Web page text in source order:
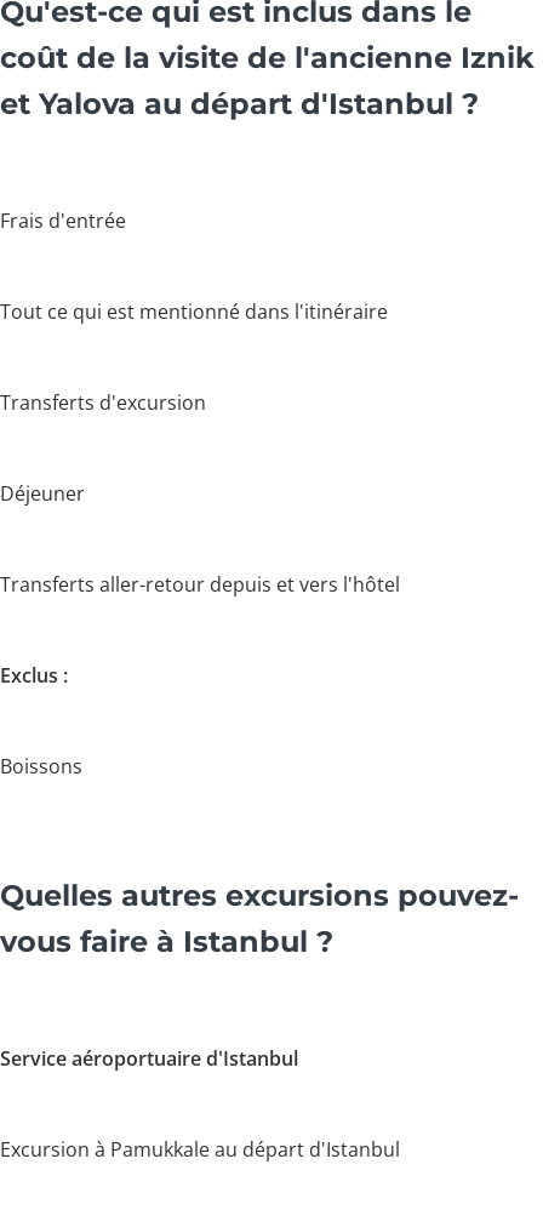
Qu'est-ce qui est inclus dans le
coût de la visite de l'ancienne Iznik
et Yalova au départ d'Istanbul ?
Frais d'entrée
Tout ce qui est mentionné dans l'itinéraire
Transferts d'excursion
Déjeuner
Transferts aller-retour depuis et vers l'hôtel
Exclus :
Boissons
Quelles autres excursions pouvez-
vous faire à Istanbul ?
Service aéroportuaire d'Istanbul
Excursion à Pamukkale au départ d'Istanbul